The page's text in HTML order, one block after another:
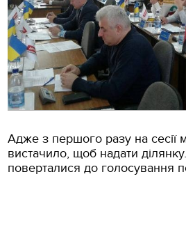
Адже з першого разу на сесії
вистачило, щоб надати
поверталися до голосування